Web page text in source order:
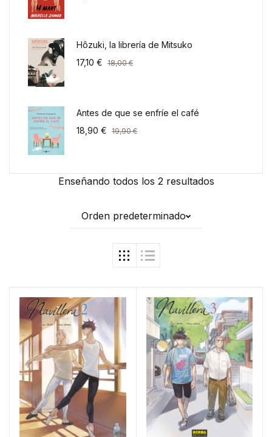
Enseñando todos los 2 resultados
Orden predeterminado
Hôzuki, la librería de Mitsuko
17,10 € 18,00€
Antes de que se enfríe el café
18,90 € 19,90€